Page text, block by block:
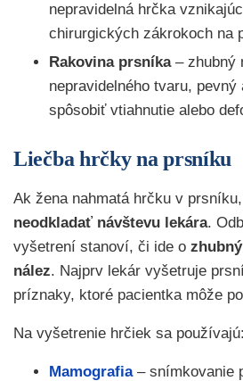
nepravidelná hrčka
chirurgických zákrokoch na
Rakovina prsníka– zhubný
nepravidelného tvaru,
spôsobiť vtiahnutie alebo
Liečba hrčky na prsníku
Ak žena nahmatá hrčku v prsníku,
neodkladať návštevu lekára.
vyšetrení stanoví, či ide o
nález. Najprv lekár vyšetruje
príznaky, ktoré pacientka môže
Na vyšetrenie hrčiek sa používajú:
Mamografia– snímkovanie